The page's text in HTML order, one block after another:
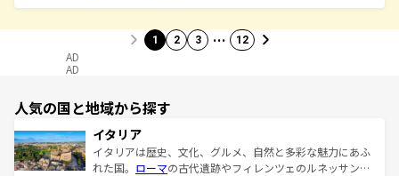
1 2 3 … 12
AD
AD
人気の国と地域から探す
イタリア
イタリアは歴史、文化、グルメ、自然と多彩な魅力にあふ
れた国。 ローマの古代遺跡やフィレンツェのルネッサンス